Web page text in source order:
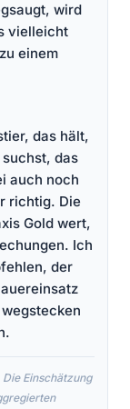
wird
vielleicht
einem
das hält,
das
auch noch
richtig. Die
Gold wert,
Ich
der
Einschätzung